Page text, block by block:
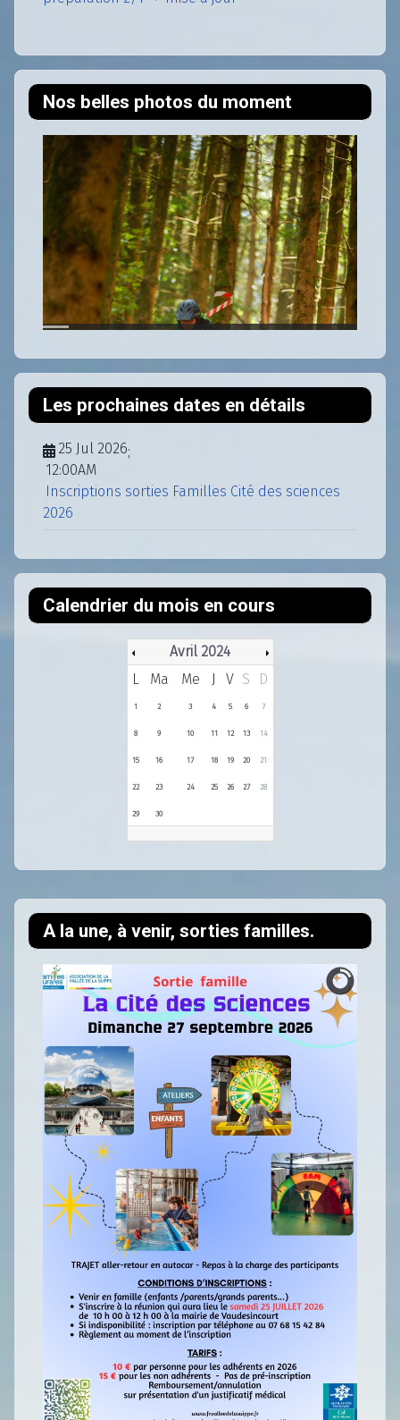
A la une, à venir, sorties familles.
Nos belles photos du moment
Les prochaines dates en détails
25 Jul 2026;
12:00AM
Inscriptions sorties Familles Cité des sciences
2026
Calendrier du mois en cours
Avril 2024
L
Ma Me J V S D
1 2 3 4 5 6 7
8 9 10 11 12 13 14
15 16 17 18 19 20 21
22 23 24 25 26 27 28
29 30